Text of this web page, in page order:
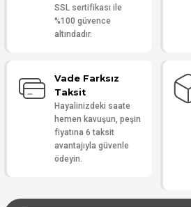
SSL sertifikası ile
%100 güvence
altındadır.
Vade Farksız
Taksit
Hayalinizdeki saate
hemen kavuşun, peşin
fiyatına 6 taksit
avantajıyla güvenle
ödeyin.